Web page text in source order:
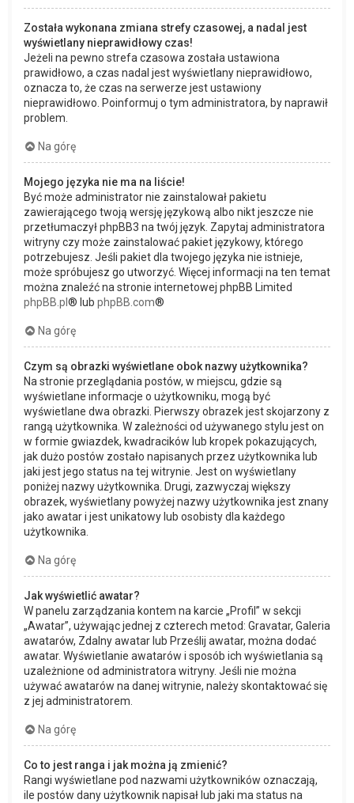
Została wykonana zmiana strefy czasowej, a nadal jest
wyświetlany nieprawidłowy czas!
Jeżeli na pewno strefa czasowa została ustawiona
prawidłowo, a czas nadal jest wyświetlany nieprawidłowo,
oznacza to, że czas na serwerze jest ustawiony
nieprawidłowo. Poinformuj o tym administratora, by naprawił
problem.
Na górę
Mojego języka nie ma na liście!
Być może administrator nie zainstalował pakietu
zawierającego twoją wersję językową albo nikt jeszcze nie
przetłumaczył phpBB3 na twój język. Zapytaj administratora
witryny czy może zainstalować pakiet językowy, którego
potrzebujesz. Jeśli pakiet dla twojego języka nie istnieje,
może spróbujesz go utworzyć. Więcej informacji na ten temat
można znaleźć na stronie internetowej phpBB Limited
phpBB.pl ® lub phpBB.com®
Na górę
Czym są obrazki wyświetlane obok nazwy użytkownika?
Na stronie przeglądania postów, w miejscu, gdzie są
wyświetlane informacje o użytkowniku, mogą być
wyświetlane dwa obrazki. Pierwszy obrazek jest skojarzony z
rangą użytkownika. W zależności od używanego stylu jest on
w formie gwiazdek, kwadracików lub kropek pokazujących,
jak dużo postów zostało napisanych przez użytkownika lub
jaki jest jego status na tej witrynie. Jest on wyświetlany
poniżej nazwy użytkownika. Drugi, zazwyczaj większy
obrazek, wyświetlany powyżej nazwy użytkownika jest znany
jako awatar i jest unikatowy lub osobisty dla każdego
użytkownika.
Na górę
Jak wyświetlić awatar?
W panelu zarządzania kontem na karcie „Profil” w sekcji
„Awatar”, używając jednej z czterech metod: Gravatar, Galeria
awatarów, Zdalny awatar lub Prześlij awatar, można dodać
awatar. Wyświetlanie awatarów i sposób ich wyświetlania są
uzależnione od administratora witryny. Jeśli nie można
używać awatarów na danej witrynie, należy skontaktować się
z jej administratorem.
Na górę
Co to jest ranga i jak można ją zmienić?
Rangi wyświetlane pod nazwami użytkowników oznaczają,
ile postów dany użytkownik napisał lub jaki ma status na